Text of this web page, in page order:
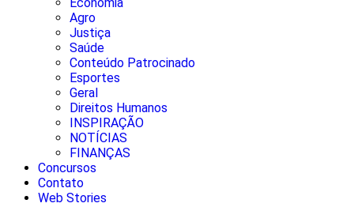
Economia
Agro
Justiça
Saúde
Conteúdo Patrocinado
Esportes
Geral
Direitos Humanos
INSPIRAÇÃO
NOTÍCIAS
FINANÇAS
Concursos
Contato
Web Stories